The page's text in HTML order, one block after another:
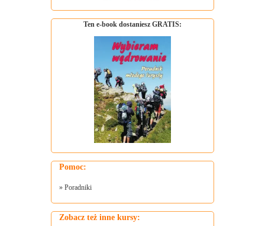
Ten e-book dostaniesz GRATIS:
Pomoc:
» Poradniki
Zobacz też inne kursy: